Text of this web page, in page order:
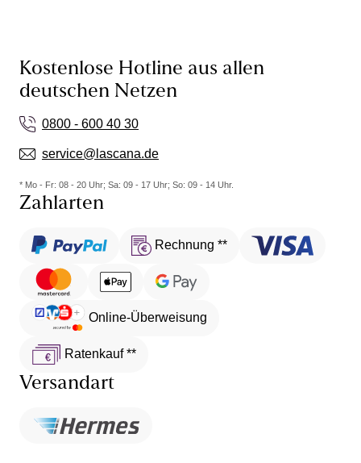
Kostenlose Hotline aus allen
deutschen Netzen
0800 - 600 40 30
service@lascana.de
* Mo - Fr: 08 - 20 Uhr; Sa: 09 - 17 Uhr; So: 09 - 14 Uhr.
Zahlarten
Rechnung **
Online-Überweisung
Ratenkauf **
Versandart